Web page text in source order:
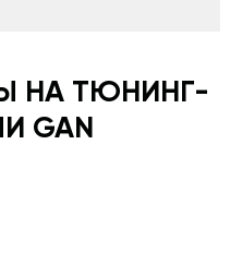
НА ТЮНИНГ-
GAN